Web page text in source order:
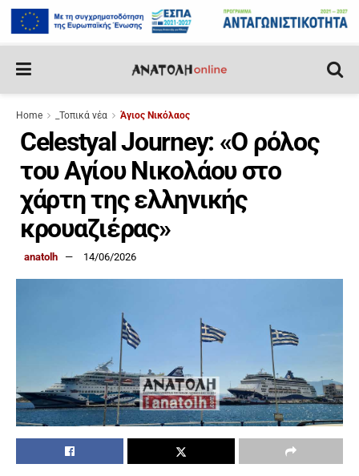
Home _Τοπικά νέα Άγιος Νικόλαος
Celestyal Journey: «Ο ρόλος
του Αγίου Νικολάου στο
χάρτη της ελληνικής
κρουαζιέρας»
anatolh 14/06/2026